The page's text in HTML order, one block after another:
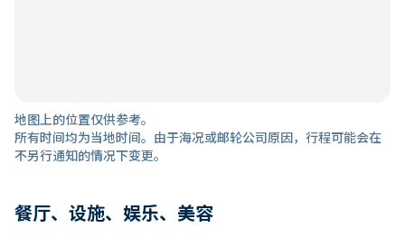
地图上的位置仅供参考。
所有时间均为当地时间。由于海况或邮轮公司原因，行程可能会在
不另行通知的情况下变更。
餐厅、设施、娱乐、美容